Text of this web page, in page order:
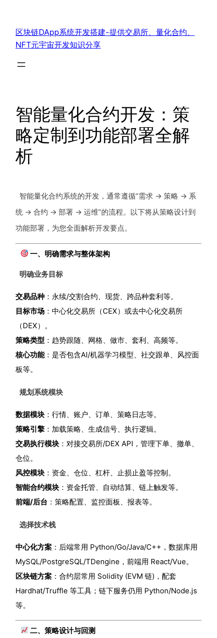
区块链DApp系统开发搭建-提供交易所、量化合约、
NFT元宇宙开发知识分享
智能量化合约开发：策
略定制到功能部署全解
析
智能量化合约系统的开发，通常遵循“需求 → 策略 → 系
统 → 合约 → 部署 → 运维”的流程。以下将从策略设计到
功能部署，为您全面解析开发要点。
一、明确需求与整体架构
明确业务目标
交易品种 ：永续/交割合约、现货、跨品种套利等。
目标市场 ：中心化交易所（CEX）或去中心化交易所
（DEX）。
策略类型 ：趋势跟随、网格、做市、套利、高频等。
核心功能：是否包含AI/机器学习模型、社交跟单、风控面
板等。
规划系统模块
数据模块 ：行情、账户、订单、策略日志等。
策略引擎 ：加载策略、生成信号、执行逻辑。
交易执行模块 ：对接交易所/DEX API，管理下单、撤单、
仓位。
风控模块 ：资金、仓位、杠杆、止损止盈等控制。
智能合约模块 ：资金托管、自动结算、链上触发等。
前端/后台 ：策略配置、监控面板、报表等。
选择技术栈
中心化方案 ：后端常用 Python/Go/Java/C++，数据库用
MySQL/PostgreSQL/TDengine，前端用 React/Vue。
区块链方案 ：合约层常用 Solidity (EVM 链)，配套
Hardhat/Truffle 等工具；链下服务仍用 Python/Node.js
等。
二、策略设计与回测